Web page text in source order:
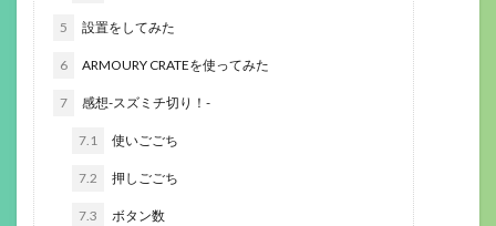
5 設置をしてみた
6 ARMOURY CRATEを使ってみた
7 感想-スズミチ切り！-
7.1 使いごごち
7.2 押しごごち
7.3 ボタン数